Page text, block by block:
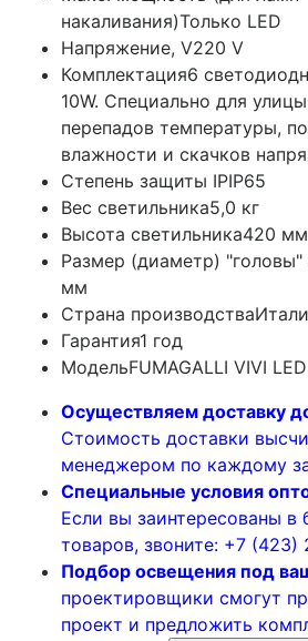
накаливания)Только LED
Напряжение, V220 V
Комплектация6
10W. Специально для
перепадов температуры,
влажности и скачков
Степень защиты IPIP65
Вес светильника5,0 кг
Высота светильника420 мм
Размер (диаметр) "головы"
мм
Страна производства
Гарантия1 год
МодельFUMAGALLI VIVI
Осуществляем доставку
Стоимость доставки
менеджером по каждому
Специальные условия
Если вы заинтересованы в
товаров, звоните: +7 (423)
Подбор освещения под
проектировщики смогут
проект и предложить